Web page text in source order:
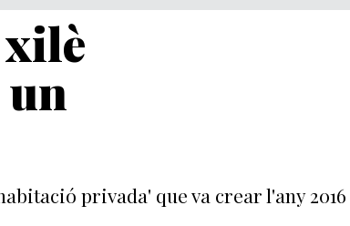
privada' que va crear l'any